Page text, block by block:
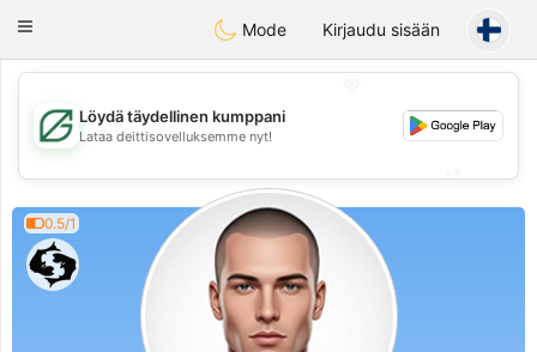
GulfDating
Toggle
Mode Kirjaudu sisään
💖
💕
Löydä täydellinen kumppani
Lataa deittisovelluksemme nyt!
0.5/1